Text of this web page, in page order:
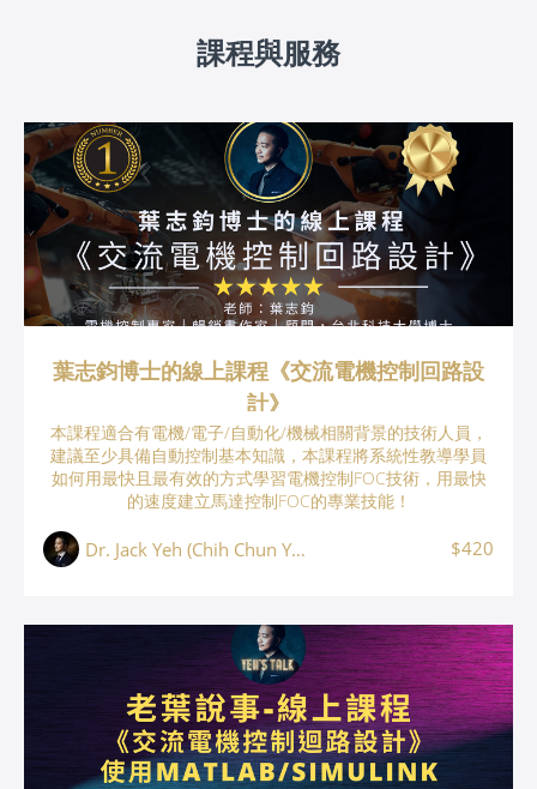
課程與服務
葉志鈞博士的線上課程《交流電機控制回路設
計》
本課程適合有電機/電子/自動化/機械相關背景的技術人員，
建議至少具備自動控制基本知識，本課程將系統性教導學員
如何用最快且最有效的方式學習電機控制FOC技術，用最快
的速度建立馬達控制FOC的專業技能！
Dr. Jack Yeh (Chih Chun Yeh, 葉志鈞) $420